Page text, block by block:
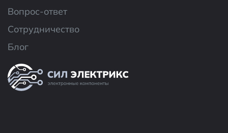
Вопрос-ответ
Сотрудничество
Блог